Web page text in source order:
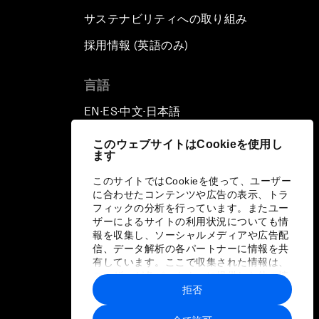
このウェブサイトはCookieを使用し
ます
このサイトではCookieを使って、ユーザー
に合わせたコンテンツや広告の表示、トラ
フィックの分析を行っています。またユー
ザーによるサイトの利用状況についても情
報を収集し、ソーシャルメディアや広告配
信、データ解析の各パートナーに情報を共
有しています。ここで収集された情報は、
ユーザーが各パートナーに提供した他の情
報や各パートナーのサービスを使用した際
に収集された情報と組み合わされ、各パー
トナーによって使用されることがありま
拒否
サステナビリティへの取り組み
採用情報 (英語のみ)
言語
EN ▪ ES▪中文▪ 日本語